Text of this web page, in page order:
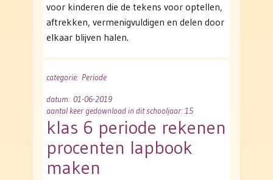
voor kinderen die de tekens voor optellen,
aftrekken, vermenigvuldigen en delen door
elkaar blijven halen.
categorie: Periode
datum: 01-06-2019
aantal keer gedownload in dit schooljaar: 15
klas 6 periode rekenen
procenten lapbook
maken